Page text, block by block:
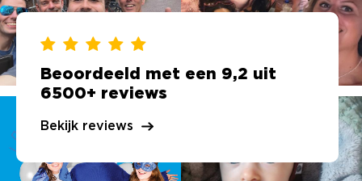
Beoordeeld met een 9,2 uit
6500+ reviews
Bekijk reviews